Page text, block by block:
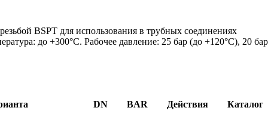
BSPT для использования в трубных соединениях
до +300°C. Рабочее давление: 25 бар (до +120°C), 20 бар
DN BAR Действия Каталог